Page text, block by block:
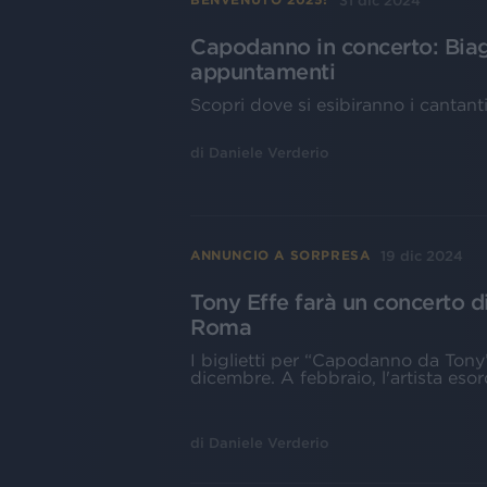
Capodanno in concerto:
appuntamenti
Scopri dove si esibiranno i
di Daniele Verderio
ANNUNCIO A SORPRESA 19 dic 2024
Tony Effe farà un concerto
Roma
I biglietti per “Capodanno da
dicembre. A febbraio, l'artista
di Daniele Verderio